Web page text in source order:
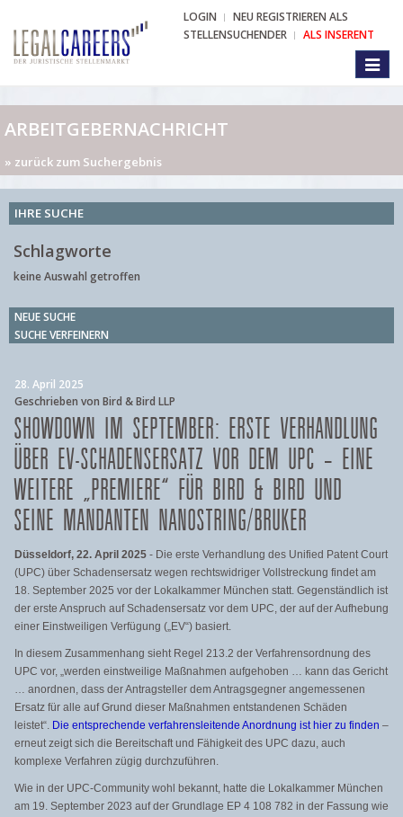
LOGIN
NEU REGISTRIEREN ALS
STELLENSUCHENDER
ALS INSERENT
ARBEITGEBERNACHRICHT
» zurück zum Suchergebnis
IHRE SUCHE
Schlagworte
keine Auswahl getroffen
NEUE SUCHE
SUCHE VERFEINERN
28. April 2025
Geschrieben von Bird & Bird LLP
SHOWDOWN IM SEPTEMBER: ERSTE VERHANDLUNG
ÜBER EV-SCHADENSERSATZ VOR DEM UPC – EINE
WEITERE „PREMIERE“ FÜR BIRD & BIRD UND
SEINE MANDANTEN NANOSTRING/BRUKER
Düsseldorf, 22. April 2025 - Die erste Verhandlung des Unified Patent Court
(UPC) über Schadensersatz wegen rechtswidriger Vollstreckung findet am
18. September 2025 vor der Lokalkammer München statt. Gegenständlich ist
der erste Anspruch auf Schadensersatz vor dem UPC, der auf der Aufhebung
einer Einstweiligen Verfügung („EV“) basiert.
In diesem Zusammenhang sieht Regel 213.2 der Verfahrensordnung des
UPC vor, „werden einstweilige Maßnahmen aufgehoben … kann das Gericht
… anordnen, dass der Antragsteller dem Antragsgegner angemessenen
Ersatz für alle auf Grund dieser Maßnahmen entstandenen Schäden
leistet“. Die entsprechende verfahrensleitende Anordnung ist hier zu finden –
erneut zeigt sich die Bereitschaft und Fähigkeit des UPC dazu, auch
komplexe Verfahren zügig durchzuführen.
Wie in der UPC-Community wohl bekannt, hatte die Lokalkammer München
am 19. September 2023 auf der Grundlage EP 4 108 782 in der Fassung wie